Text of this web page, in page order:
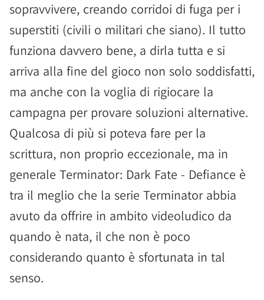
sopravvivere, creando corridoi di fuga per i
superstiti (civili o militari che siano). Il tutto
funziona davvero bene, a dirla tutta e si
arriva alla fine del gioco non solo soddisfatti,
ma anche con la voglia di rigiocare la
campagna per provare soluzioni alternative.
Qualcosa di più si poteva fare per la
scrittura, non proprio eccezionale, ma in
generale Terminator: Dark Fate - Defiance è
tra il meglio che la serie Terminator abbia
avuto da offrire in ambito videoludico da
quando è nata, il che non è poco
considerando quanto è sfortunata in tal
senso.